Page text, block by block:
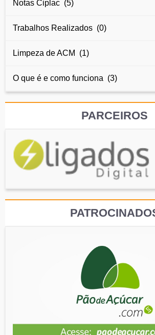
Notas Ciplac (5)
Trabalhos Realizados (0)
Limpeza de ACM (1)
O que é e como funciona (3)
PARCEIROS